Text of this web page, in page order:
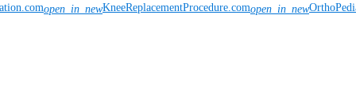
open_in_newKneeReplacementProcedure.comopen_in_new